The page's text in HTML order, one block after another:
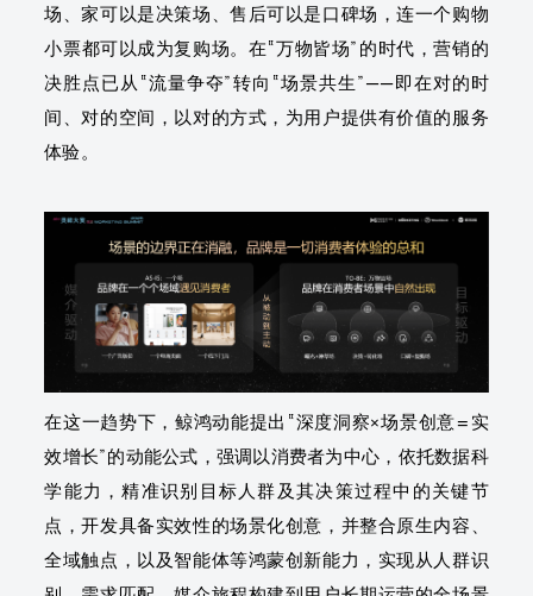
场、家可以是决策场、售后可以是口碑场，连一个购物
小票都可以成为复购场。在“万物皆场”的时代，营销的
决胜点已从“流量争夺”转向“场景共生”——即在对的时
间、对的空间，以对的方式，为用户提供有价值的服务
体验。
在这一趋势下，鲸鸿动能提出“深度洞察×场景创意=实
效增长”的动能公式，强调以消费者为中心，依托数据科
学能力，精准识别目标人群及其决策过程中的关键节
点，开发具备实效性的场景化创意，并整合原生内容、
全域触点，以及智能体等鸿蒙创新能力，实现从人群识